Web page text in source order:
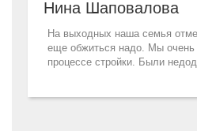
Нина Шаповалова
На выходных наша семья
еще обжиться надо. Мы очень
процессе стройки. Были